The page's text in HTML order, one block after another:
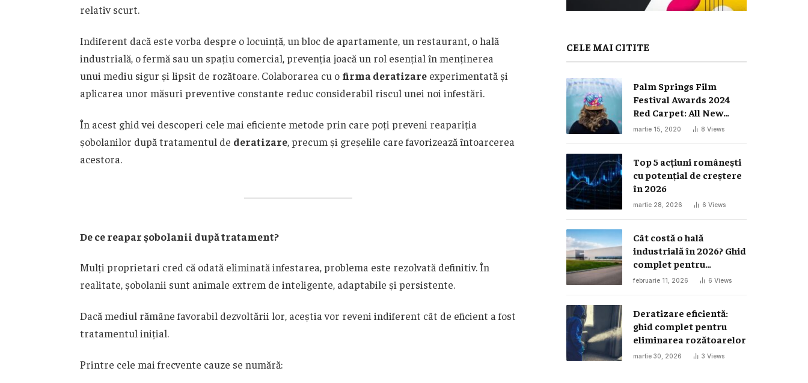
relativ scurt.
Indiferent dacă este vorba despre o locuință, un bloc de apartamente, un restaurant, o hală
industrială, o fermă sau un spațiu comercial, prevenția joacă un rol esențial în menținerea
unui mediu sigur și lipsit de rozătoare. Colaborarea cu o firma deratizareexperimentată și
aplicarea unor măsuri preventive constante reduc considerabil riscul unei noi infestări.
În acest ghid vei descoperi cele mai eficiente metode prin care poți preveni reapariția
șobolanilor după tratamentul de deratizare, precum și greșelile care favorizează întoarcerea
acestora.
De ce reapar șobolanii după tratament?
Mulți proprietari cred că odată eliminată infestarea, problema este rezolvată definitiv. În
realitate, șobolanii sunt animale extrem de inteligente, adaptabile și persistente.
Dacă mediul rămâne favorabil dezvoltării lor, aceștia vor reveni indiferent cât de eficient a fost
tratamentul inițial.
Printre cele mai frecvente cauze se numără:
CELE MAI CITITE
Palm Springs Film
Festival Awards 2024
Red Carpet: All New
Looks
martie 15, 2020 8 Views
Top 5 acțiuni românești
cu potențial de creștere
în 2026
martie 28, 2026 6 Views
Cât costă o hală
industrială în 2026? Ghid
complet pentru
investiția într-o hală
februarie 11, 2026 6 Views
Deratizare eficientă:
ghid complet pentru
eliminarea rozătoarelor
martie 30, 2026 3 Views